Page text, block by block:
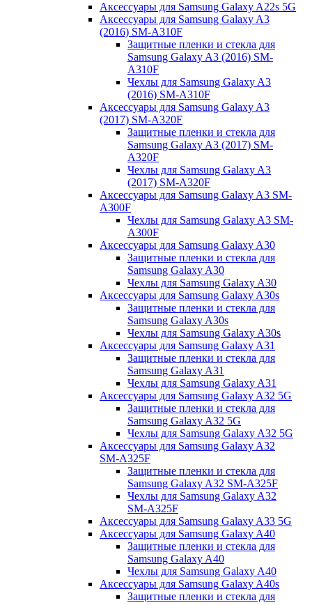
Аксессуары для Samsung Galaxy A22s 5G
Аксессуары для Samsung Galaxy A3
(2016) SM-A310F
Защитные пленки и стекла для
Samsung Galaxy A3 (2016) SM-
A310F
Чехлы для Samsung Galaxy A3
(2016) SM-A310F
Аксессуары для Samsung Galaxy A3
(2017) SM-A320F
Защитные пленки и стекла для
Samsung Galaxy A3 (2017) SM-
A320F
Чехлы для Samsung Galaxy A3
(2017) SM-A320F
Аксессуары для Samsung Galaxy A3 SM-
A300F
Чехлы для Samsung Galaxy A3 SM-
A300F
Аксессуары для Samsung Galaxy A30
Защитные пленки и стекла для
Samsung Galaxy A30
Чехлы для Samsung Galaxy A30
Аксессуары для Samsung Galaxy A30s
Защитные пленки и стекла для
Samsung Galaxy A30s
Чехлы для Samsung Galaxy A30s
Аксессуары для Samsung Galaxy A31
Защитные пленки и стекла для
Samsung Galaxy A31
Чехлы для Samsung Galaxy A31
Аксессуары для Samsung Galaxy A32 5G
Защитные пленки и стекла для
Samsung Galaxy A32 5G
Чехлы для Samsung Galaxy A32 5G
Аксессуары для Samsung Galaxy A32
SM-A325F
Защитные пленки и стекла для
Samsung Galaxy A32 SM-A325F
Чехлы для Samsung Galaxy A32
SM-A325F
Аксессуары для Samsung Galaxy A33 5G
Аксессуары для Samsung Galaxy A40
Защитные пленки и стекла для
Samsung Galaxy A40
Чехлы для Samsung Galaxy A40
Аксессуары для Samsung Galaxy A40s
Защитные пленки и стекла для